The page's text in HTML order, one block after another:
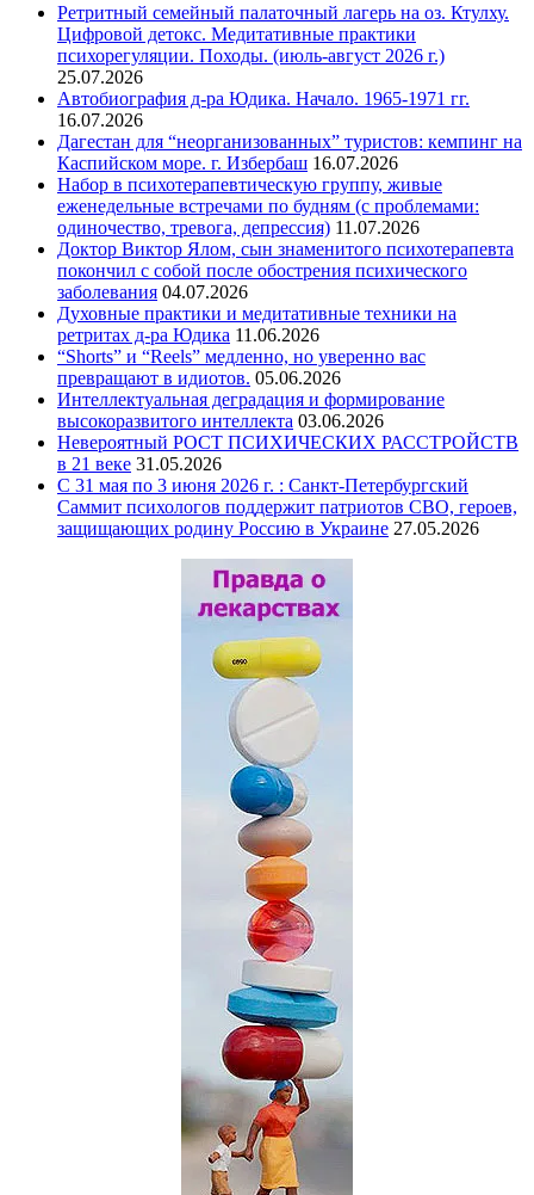
Ретритный семейный палаточный лагерь на оз. Ктулху.
Цифровой детокс. Медитативные практики
психорегуляции. Походы. (июль-август 2026 г.)
25.07.2026
Автобиография д-ра Юдика. Начало. 1965-1971 гг.
16.07.2026
Дагестан для “неорганизованных” туристов: кемпинг на
Каспийском море. г. Избербаш 16.07.2026
Набор в психотерапевтическую группу, живые
еженедельные встречами по будням (с проблемами:
одиночество, тревога, депрессия) 11.07.2026
Доктор Виктор Ялом, сын знаменитого психотерапевта
покончил с собой после обострения психического
заболевания 04.07.2026
Духовные практики и медитативные техники на
ретритах д-ра Юдика 11.06.2026
“Shorts” и “Reels” медленно, но уверенно вас
превращают в идиотов. 05.06.2026
Интеллектуальная деградация и формирование
высокоразвитого интеллекта 03.06.2026
Невероятный РОСТ ПСИХИЧЕСКИХ РАССТРОЙСТВ
в 21 веке 31.05.2026
С 31 мая по 3 июня 2026 г. : Санкт-Петербургский
Саммит психологов поддержит патриотов СВО, героев,
защищающих родину Россию в Украине 27.05.2026